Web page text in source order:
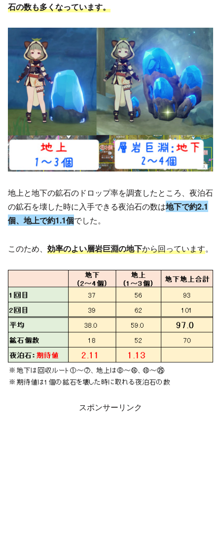
石の数も多くなっています。
地上と地下の鉱石のドロップ率を調査したところ、夜泊石
の鉱石を壊した時に入手できる夜泊石の数は地下で約2.1
個、地上で約1.1個でした。
このため、 効率のよい層岩巨淵の地下から回っています。
スポンサーリンク